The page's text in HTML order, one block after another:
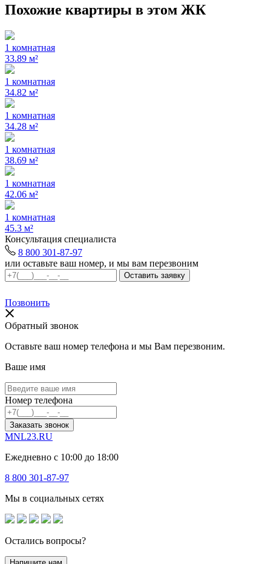
Похожие квартиры в этом ЖК
1 комнатная
33.89 м²
1 комнатная
34.82 м²
1 комнатная
34.28 м²
1 комнатная
38.69 м²
1 комнатная
42.06 м²
1 комнатная
45.3 м²
Консультация специалиста
8 800 301-87-97
или оставьте ваш номер, и мы вам перезвоним
Позвонить
Обратный звонок
Оставьте ваш номер телефона и мы Вам перезвоним.
Ваше имя
Номер телефона
Заказать звонок
MNL23.RU
Ежедневно с 10:00 до 18:00
8 800 301-87-97
Мы в социальных сетях
Остались вопросы?